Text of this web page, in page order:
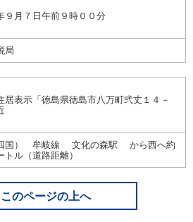
９月７日午前９時００分
局
居表示「徳島県徳島市八万町弐丈１４－
四国） 牟岐線 文化の森駅 から西へ約
トル（道路距離）
このページの上へ